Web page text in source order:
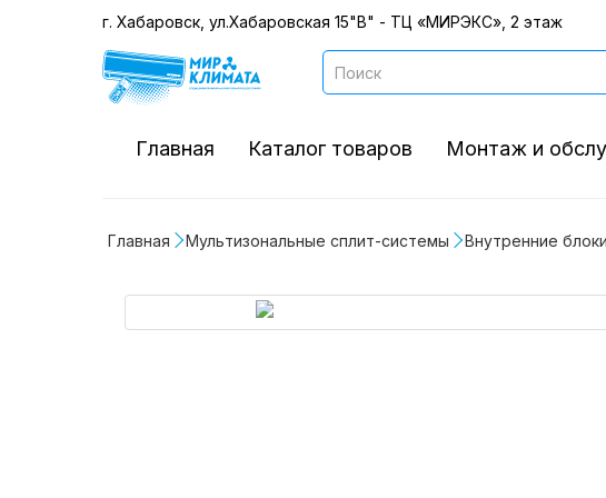
г. Хабаровск, ул.Хабаровская 15"В" - ТЦ «МИРЭКС», 2 этаж
Главная Каталог товаров Монтаж и
Главная Мультизональные сплит-системы Внутренние